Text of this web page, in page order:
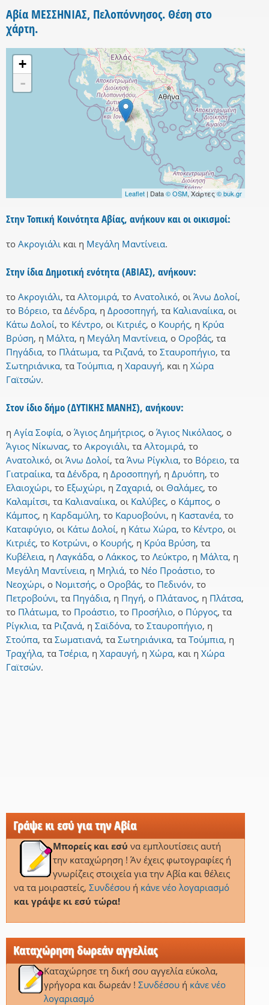
Αβία ΜΕΣΣΗΝΙΑΣ, Πελοπόννησος. Θέση στο
χάρτη.
+
-
Leaflet | Data© OSM, Χάρτες © buk.gr
Στην Τοπική Κοινότητα Αβίας, ανήκουν και οι οικισμοί:
το Ακρογιάλι και η Μεγάλη Μαντίνεια.
Στην ίδια Δημοτική ενότητα (ΑΒΙΑΣ), ανήκουν:
το Ακρογιάλι, τα Αλτομιρά, το Ανατολικό, οι Άνω Δολοί,
το Βόρειο, τα Δένδρα, η Δροσοπηγή, τα Καλιαναίικα, οι
Κάτω Δολοί, το Κέντρο, οι Κιτριές, ο Κουρής, η Κρύα
Βρύση, η Μάλτα, η Μεγάλη Μαντίνεια, ο Οροβάς, τα
Πηγάδια, το Πλάτωμα, τα Ριζανά, το Σταυροπήγιο, τα
Σωτηριάνικα, τα Τούμπια, η Χαραυγή, και η Χώρα
Γαϊτσών.
Στον ίδιο δήμο (ΔΥΤΙΚΗΣ ΜΑΝΗΣ), ανήκουν:
η Αγία Σοφία, ο Άγιος Δημήτριος, ο Άγιος Νικόλαος, ο
Άγιος Νίκωνας, το Ακρογιάλι, τα Αλτομιρά, το
Ανατολικό, οι Άνω Δολοί, τα Άνω Ρίγκλια, το Βόρειο, τα
Γιατραίικα, τα Δένδρα, η Δροσοπηγή, η Δρυόπη, το
Ελαιοχώρι, το Εξωχώρι, η Ζαχαριά, οι Θαλάμες, το
Καλαμίτσι, τα Καλιαναίικα, οι Καλύβες, ο Κάμπος, ο
Κάμπος, η Καρδαμύλη, το Καρυοβούνι, η Καστανέα, το
Καταφύγιο, οι Κάτω Δολοί, η Κάτω Χώρα, το Κέντρο, οι
Κιτριές, το Κοτρώνι, ο Κουρής, η Κρύα Βρύση, τα
Κυβέλεια, η Λαγκάδα, ο Λάκκος, το Λεύκτρο, η Μάλτα, η
Μεγάλη Μαντίνεια, η Μηλιά, το Νέο Προάστιο, το
Νεοχώρι, ο Νομιτσής, ο Οροβάς, το Πεδινόν, το
Πετροβούνι, τα Πηγάδια, η Πηγή, ο Πλάτανος, η Πλάτσα,
το Πλάτωμα, το Προάστιο, το Προσήλιο, ο Πύργος, τα
Ρίγκλια, τα Ριζανά, η Σαϊδόνα, το Σταυροπήγιο, η
Στούπα, τα Σωματιανά, τα Σωτηριάνικα, τα Τούμπια, η
Τραχήλα, τα Τσέρια, η Χαραυγή, η Χώρα, και η Χώρα
Γαϊτσών.
Γράψε κι εσύ για την Αβία
Μπορείς και εσύ να εμπλουτίσεις αυτή
την καταχώρηση ! Άν έχεις φωτογραφίες ή
γνωρίζεις στοιχεία για την Αβία και θέλεις
να τα μοιραστείς, Συνδέσουή κάνε νέο λογαριασμό
και γράψε κι εσύ τώρα!
Καταχώρηση δωρεάν αγγελίας
Καταχώρησε τη δική σου αγγελία εύκολα,
γρήγορα και δωρεάν ! Συνδέσουή κάνε νέο
λογαριασμό